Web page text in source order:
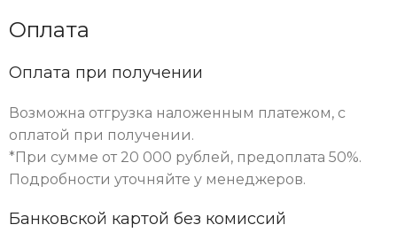
Оплата
Оплата при получении
Возможна отгрузка наложенным платежом, с
оплатой при получении.
*При сумме от 20 000 рублей, предоплата 50%.
Подробности уточняйте у менеджеров.
Банковской картой без комиссий